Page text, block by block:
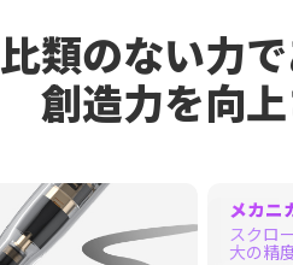
比類のない力
創造力を向
メカニ
スクロ
大の精